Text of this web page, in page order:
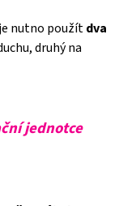
nutno použítdva
druhý na
jednotce